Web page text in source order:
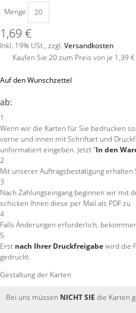
Menge
1,69 €
Inkl. 19% USt., zzgl. Versandkosten
Kaufen Sie 20 zum Preis von je 1,39 €
Auf den Wunschzettel
ab:
1
Wenn wir die Karten für Sie bedrucken
vorne und innen mit Schriftart und
unformatiert eingeben. Jetzt "In den
2
Mit unserer Auftragsbestätigung
3
Nach Zahlungseingang beginnen wir mit
schicken Ihnen diese per Mail als PDF zu
4
Falls Änderungen erforderlich,
5
Erst nach Ihrer Druckfreigabewird die
gedruckt.
Gestaltung der Karten
Bei uns müssen NICHT SIE die Karten